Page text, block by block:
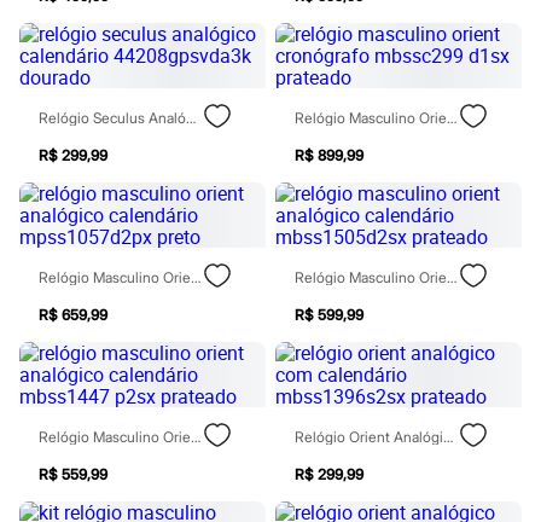
Infantil
Em alta
Arrumadinho para os meninos
Romântico para as meninas
Inverno
Novidades
Roupas menina
0 a 24 meses
1 a 5 anos
4 a 12 anos
10 a 16 anos
Roupas menino
1 a 5 anos
4 a 12 anos
10 a 16 anos
Acessórios
Recém-nascido
Bolsas e Mochilas
Chapéus
Calçados
Chinelos
Relógio Seculus Analógico Calendário 44208gpsvda3k Dourado
R$ 299,99
Relógio Masculino Orient Cronógrafo Mbssc299 D1sx Prateado
R$ 899,99
Relógio Masculino Orient Analógico Calendário Mpss1057d2px Preto
R$ 659,99
Relógio Masculino Orient Analógico Calendário Mbss1505d2sx Prateado
R$ 599,99
Relógio Masculino Orient Analógico Calendário Mbss1447 P2sx Prateado
R$ 559,99
Relógio Orient Analógico Com Calendário Mbss1396s2sx Prateado
R$ 299,99